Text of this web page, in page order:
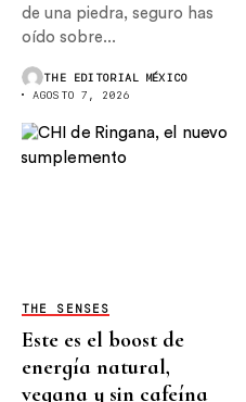
de una piedra, seguro has
oído sobre...
THE EDITORIAL MÉXICO
AGOSTO 7, 2026
THE SENSES
Este es el boost de
energía natural,
vegana y sin cafeína